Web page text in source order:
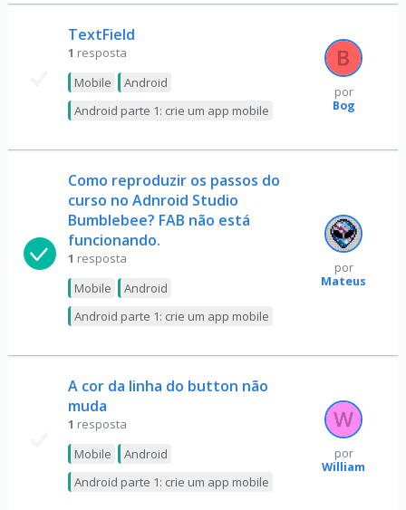
TextField
1 resposta
Mobile
Android
Android parte 1: crie um app mobile
por
Bog
Como reproduzir os passos do
curso no Adnroid Studio
Bumblebee? FAB não está
funcionando.
1 resposta
Mobile
Android
Android parte 1: crie um app mobile
por
Mateus
A cor da linha do button não
muda
1 resposta
Mobile
Android
Android parte 1: crie um app mobile
por
William